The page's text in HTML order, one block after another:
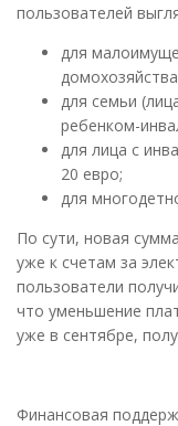
пользователей
для
для семьи
ребенком-
для лица с
20 евро;
для
По сути, новая
уже к счетам за
пользователи
что уменьшение
уже в сентябре,
Финансовая